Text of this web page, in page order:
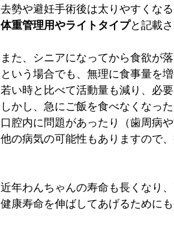
去勢や避妊手術後は太りやすくなる
体重管理用やライトタイプと記載
また、シニアになってから食欲が
という場合でも、無理に食事量を
若い時と比べて活動量も減り、必
しかし、急にご飯を食べなくなっ
口腔内に問題があったり（歯周病
他の病気の可能性もありますので
近年わんちゃんの寿命も長くなり
健康寿命を伸ばしてあげるために